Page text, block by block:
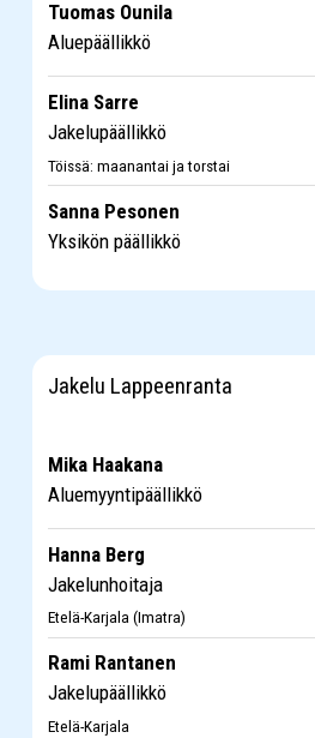
Tuomas Ounila
Aluepäällikkö
Elina Sarre
Jakelupäällikkö
Töissä: maanantai ja torstai
Sanna Pesonen
Yksikön päällikkö
Jakelu Lappeenranta
Mika Haakana
Aluemyyntipäällikkö
Hanna Berg
Jakelunhoitaja
Etelä-Karjala (Imatra)
Rami Rantanen
Jakelupäällikkö
Etelä-Karjala